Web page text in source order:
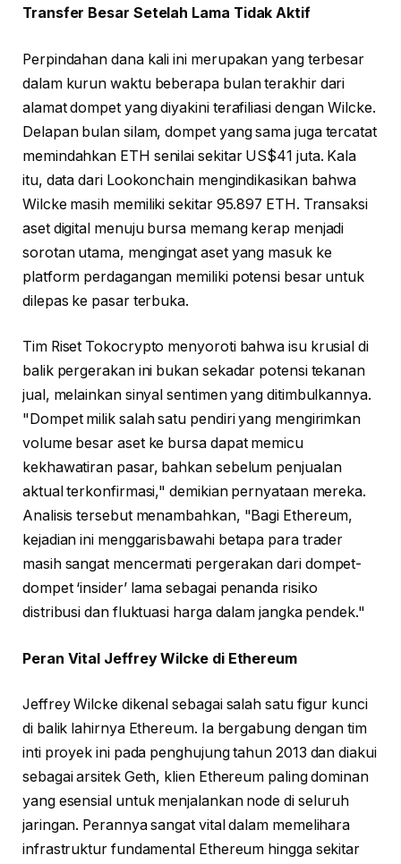
Transfer Besar Setelah Lama Tidak Aktif
Perpindahan dana kali ini merupakan yang terbesar
dalam kurun waktu beberapa bulan terakhir dari
alamat dompet yang diyakini terafiliasi dengan Wilcke.
Delapan bulan silam, dompet yang sama juga tercatat
memindahkan ETH senilai sekitar US$41 juta. Kala
itu, data dari Lookonchain mengindikasikan bahwa
Wilcke masih memiliki sekitar 95.897 ETH. Transaksi
aset digital menuju bursa memang kerap menjadi
sorotan utama, mengingat aset yang masuk ke
platform perdagangan memiliki potensi besar untuk
dilepas ke pasar terbuka.
Tim Riset Tokocrypto menyoroti bahwa isu krusial di
balik pergerakan ini bukan sekadar potensi tekanan
jual, melainkan sinyal sentimen yang ditimbulkannya.
"Dompet milik salah satu pendiri yang mengirimkan
volume besar aset ke bursa dapat memicu
kekhawatiran pasar, bahkan sebelum penjualan
aktual terkonfirmasi," demikian pernyataan mereka.
Analisis tersebut menambahkan, "Bagi Ethereum,
kejadian ini menggarisbawahi betapa para trader
masih sangat mencermati pergerakan dari dompet-
dompet ‘insider’ lama sebagai penanda risiko
distribusi dan fluktuasi harga dalam jangka pendek."
Peran Vital Jeffrey Wilcke di Ethereum
Jeffrey Wilcke dikenal sebagai salah satu figur kunci
di balik lahirnya Ethereum. Ia bergabung dengan tim
inti proyek ini pada penghujung tahun 2013 dan diakui
sebagai arsitek Geth, klien Ethereum paling dominan
yang esensial untuk menjalankan node di seluruh
jaringan. Perannya sangat vital dalam memelihara
infrastruktur fundamental Ethereum hingga sekitar